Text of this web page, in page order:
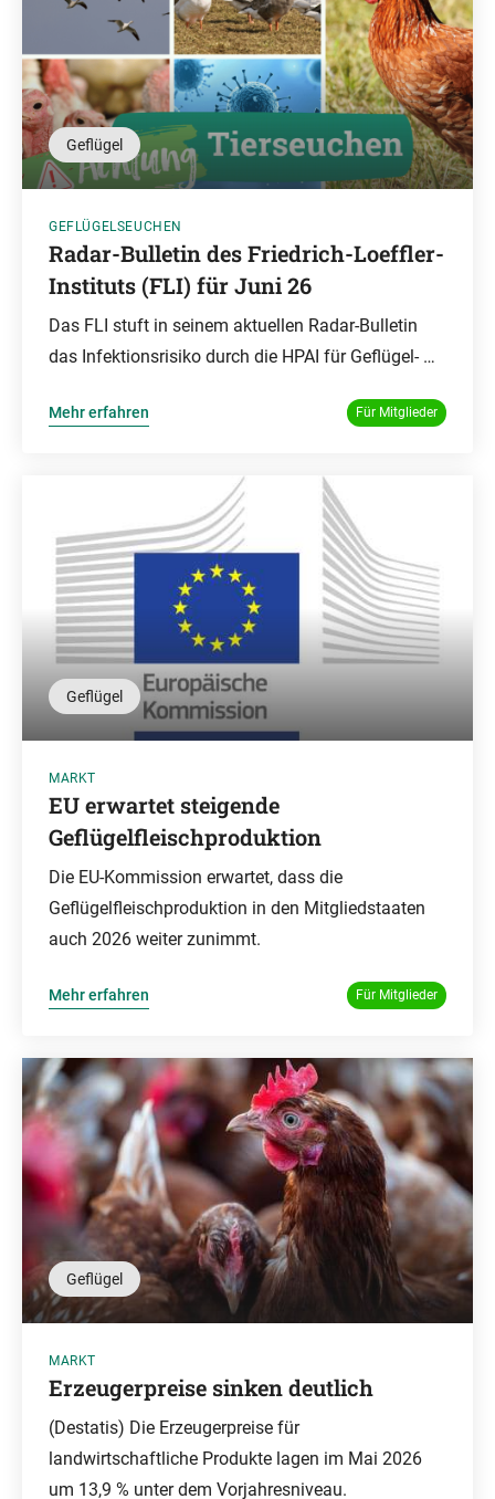
Geflügel
GEFLÜGELSEUCHEN
Radar-Bulletin des Friedrich-Loeffler-
Instituts (FLI) für Juni 26
Das FLI stuft in seinem aktuellen Radar-Bulletin
das Infektionsrisiko durch die HPAI für Geflügel- …
Mehr erfahren Für Mitglieder
Geflügel
MARKT
EU erwartet steigende
Geflügelfleischproduktion
Die EU-Kommission erwartet, dass die
Geflügelfleischproduktion in den Mitgliedstaaten
auch 2026 weiter zunimmt.
Mehr erfahren Für Mitglieder
Geflügel
MARKT
Erzeugerpreise sinken deutlich
(Destatis) Die Erzeugerpreise für
landwirtschaftliche Produkte lagen im Mai 2026
um 13,9 % unter dem Vorjahresniveau.